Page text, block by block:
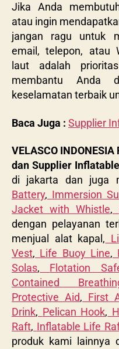
Jika Anda
atau ingin
jangan ragu untuk
email, telepon, atau
laut adalah
membantu Anda
keselamatan terbaik
Baca Juga : Supplier
VELASCO INDONESIA
dan Supplier
di jakarta dan juga
Battery, Immersion
Jacket with Whistle,
dengan pelayanan
menjual alat kapal,
Vest, Life Buoy Line,
Solas, Flotation
Contained
Protective Aid, First
Drink, Pelican Hook,
Raft, Inflatable Life
produk kami lainnya